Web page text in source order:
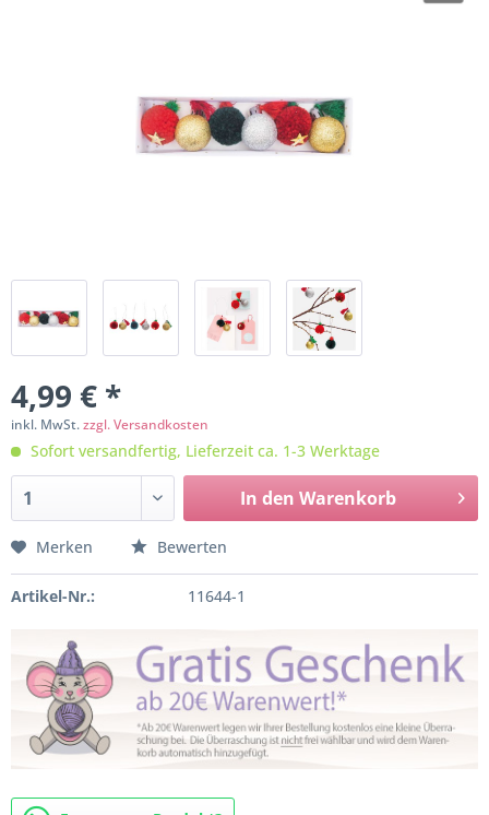
4,99 € *
inkl. MwSt.zzgl. Versandkosten
Sofort versandfertig, Lieferzeit ca. 1-3 Werktage
In den Warenkorb
Merken Bewerten
Artikel-Nr.: 11644-1